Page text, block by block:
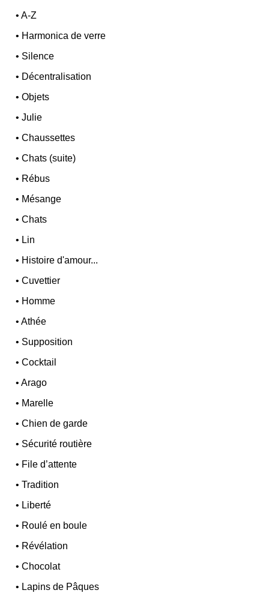
•A-Z
• Harmonica de verre
• Silence
• Décentralisation
•Objets
•Julie
•Chaussettes
•Chats (suite)
• Rébus
• Mésange
•Chats
• Lin
• Histoire d'amour...
•Cuvettier
• Homme
•Athée
• Supposition
•Cocktail
•Arago
• Marelle
•Chien de garde
• Sécurité routière
• File d’attente
•Tradition
• Liberté
• Roulé en boule
• Révélation
•Chocolat
• Lapins de Pâques